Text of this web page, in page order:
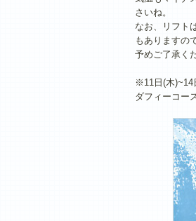
さいね。
なお、リフト
もありますので
予めご了承く
※11日(木)~14
ダフィーコー